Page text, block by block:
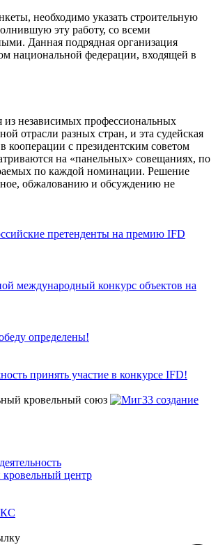
необходимо указать строительную
эту работу, со всеми
Данная подрядная организация
национальной федерации, входящей в
независимых профессиональных
отрасли разных стран, и эта судейская
в кооперации с президентским советом
на «панельных» совещаниях, по
по каждой номинации. Решение
обжалованию и обсуждению не
претенденты на премию IFD
международный конкурс объектов на
определены!
принять участие в конкурсе IFD!
кровельный союз
создание
центр